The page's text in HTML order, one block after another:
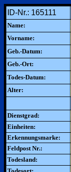
ID-Nr.: 165111
Name:
Vorname:
Geb.-Datum:
Geb.-Ort:
Todes-Datum:
Alter:
Dienstgrad:
Einheiten:
Erkennungsmarke:
Feldpost Nr.:
Todesland: